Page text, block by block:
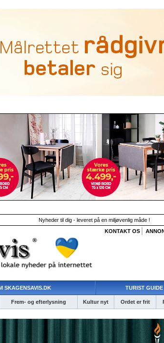
Nyheder til dig - leveret på en miljøvenlig måde !
KONTAKT OS
SKAGENSAVIS.DK TURIST GUIDE
Frem- og efterlysning Kultur nyt Ordet er frit